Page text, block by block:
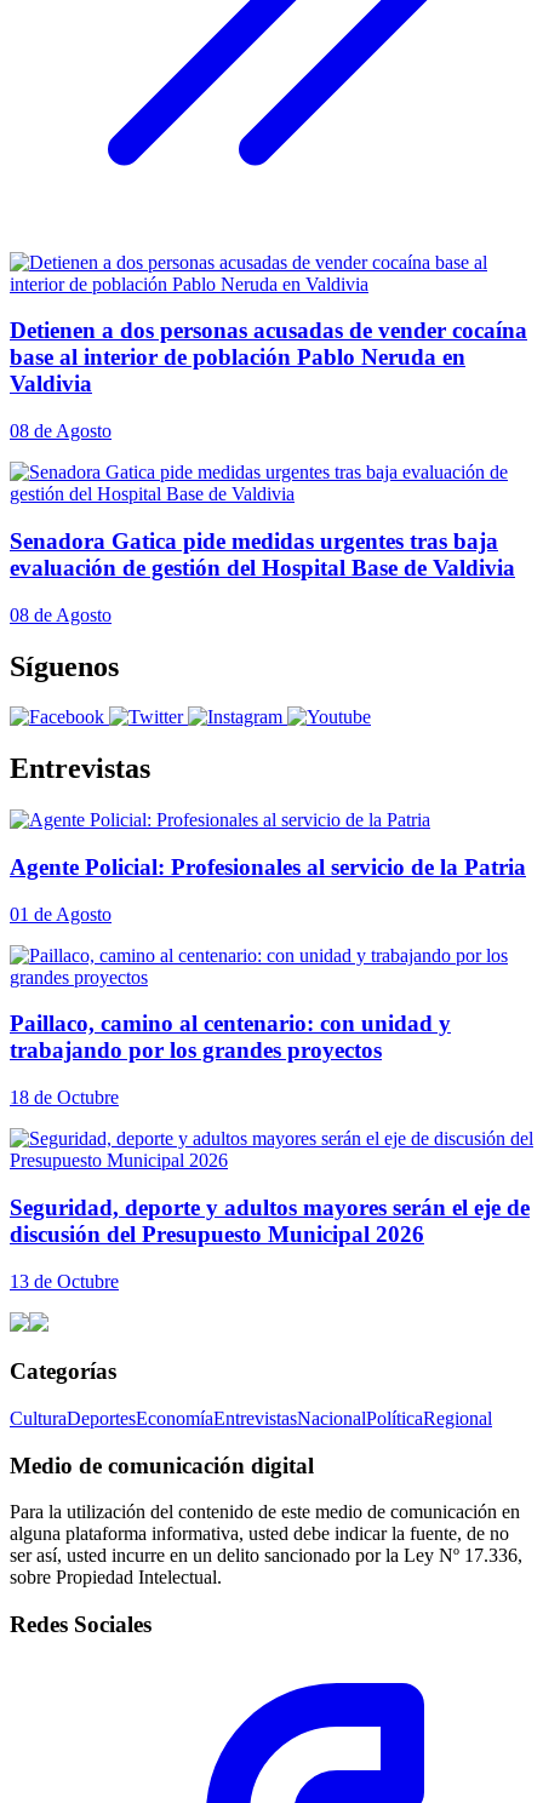
Detienen a dos personas acusadas de vender cocaína
base al interior de población Pablo Neruda en
Valdivia
08 de Agosto
Senadora Gatica pide medidas urgentes tras baja
evaluación de gestión del Hospital Base de Valdivia
08 de Agosto
Síguenos
Entrevistas
Agente Policial: Profesionales al servicio de la Patria
01 de Agosto
Paillaco, camino al centenario: con unidad y
trabajando por los grandes proyectos
18 de Octubre
Seguridad, deporte y adultos mayores serán el eje de
discusión del Presupuesto Municipal 2026
13 de Octubre
Categorías
CulturaDeportesEconomíaEntrevistasNacionalPolíticaRegional
Medio de comunicación digital
Para la utilización del contenido de este medio de comunicación en
alguna plataforma informativa, usted debe indicar la fuente, de no
ser así, usted incurre en un delito sancionado por la Ley Nº 17.336,
sobre Propiedad Intelectual.
Redes Sociales